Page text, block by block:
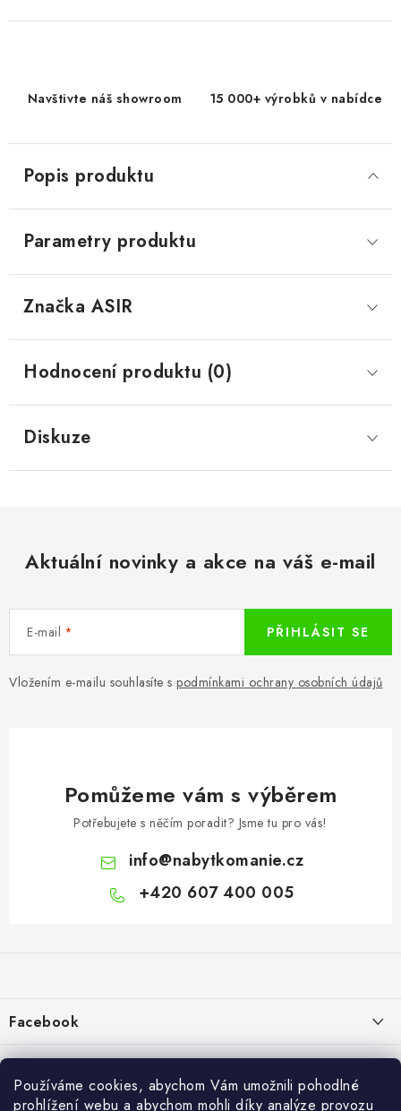
Používáme cookies, abychom Vám umožnili pohodlné
prohlížení webu a abychom mohli díky analýze provozu
Navštivte náš showroom 15 000+ výrobků v nabídce
Popis produktu
Parametry produktu
Značka ASIR
Hodnocení produktu (0)
Diskuze
Aktuální novinky a akce na váš e-mail
E-mail
Vložením e-mailu souhlasíte s podmínkami ochrany osobních údajů
PŘIHLÁSIT SE
Pomůžeme vám s výběrem
Potřebujete s něčím poradit? Jsme tu pro vás!
info@nabytkomanie.cz
+420 607 400 005
a
í
Facebook
Vše o nákupu